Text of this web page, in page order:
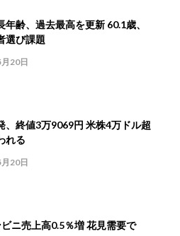
年齢、過去最高を更新 60.1歳、
選び課題
20日
、終値3万9069円 米株4万ドル超
れる
20日
ニ売上高0.5％増 花見需要で